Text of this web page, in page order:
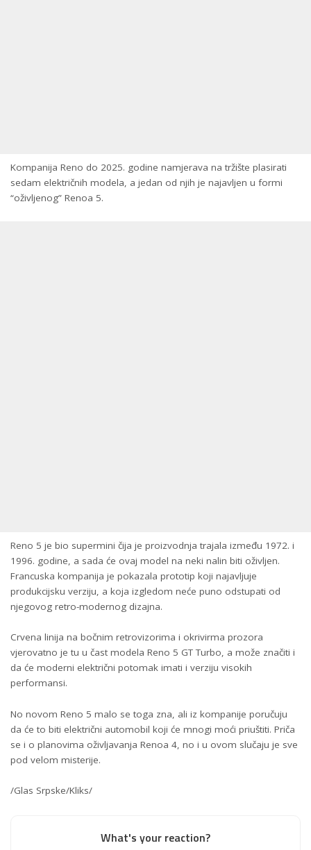
Kompanija Reno do 2025. godine namjerava na tržište plasirati
sedam električnih modela, a jedan od njih je najavljen u formi
“oživljenog” Renoa 5.
Reno 5 je bio supermini čija je proizvodnja trajala između 1972. i
1996. godine, a sada će ovaj model na neki nalin biti oživljen.
Francuska kompanija je pokazala prototip koji najavljuje
produkcijsku verziju, a koja izgledom neće puno odstupati od
njegovog retro-modernog dizajna.
Crvena linija na bočnim retrovizorima i okrivirma prozora
vjerovatno je tu u čast modela Reno 5 GT Turbo, a može značiti i
da će moderni električni potomak imati i verziju visokih
performansi.
No novom Reno 5 malo se toga zna, ali iz kompanije poručuju
da će to biti električni automobil koji će mnogi moći priuštiti. Priča
se i o planovima oživljavanja Renoa 4, no i u ovom slučaju je sve
pod velom misterije.
/Glas Srpske/Kliks/
What's your reaction?